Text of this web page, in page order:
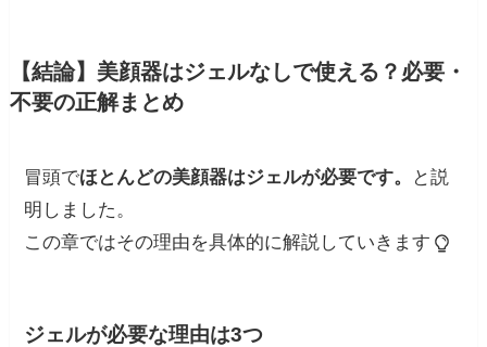
【結論】美顔器はジェルなしで使える？必要・
不要の正解まとめ
冒頭でほとんどの美顔器はジェルが必要です。
と説
明しました。
この章ではその理由を具体的に解説していきます
ジェルが必要な理由は3つ